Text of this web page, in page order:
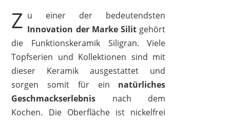
SILIT
Z u einer der bedeutendsten
Innovation der Marke Silit gehört
die Funktionskeramik Siligran. Viele
Topfserien und Kollektionen sind mit
dieser Keramik ausgestattet und
sorgen somit für ein natürliches
Geschmackserlebnis nach dem
Kochen. Die Oberfläche ist nickelfrei